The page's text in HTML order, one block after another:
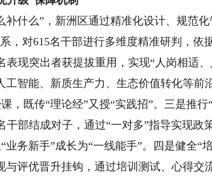
什么”，新洲区通过精准化设计、规范化
，对615名干部进行多维度精准研判，依
表现突出者获提拔重用，实现“人岗相适
工智能、新质生产力、生态价值转化等前
，既传“理论经”又授“实践招”。三是推行
干部结成对子，通过“一对多”指导实现政
业务新手”成长为“一线能手”。四是健
评优晋升挂钩，通过培训测试、心得交